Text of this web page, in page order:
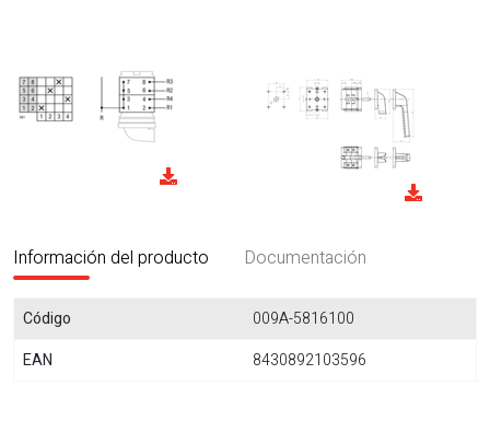
Información del producto Documentación
Código
009A-5816100
EAN
8430892103596